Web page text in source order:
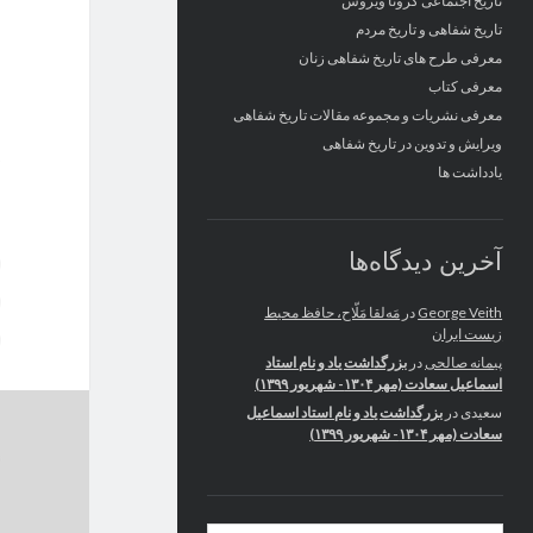
تاریخ شفاهی و تاریخ مردم
معرفی طرح های تاریخ شفاهی زنان
معرفی کتاب
معرفی نشریات و مجموعه مقالات تاریخ شفاهی
ویرایش و تدوین در تاریخ شفاهی
یادداشت ها
آخرین دیدگاه‌ها
George Veith در مَه‌لقا مَلّاح، حافظ محیط
زیست ایران
پیمانه صالحی در بزرگداشت یاد و نام استاد
اسماعیل سعادت (مهر ۱۳۰۴- شهریور ۱۳۹۹)
سعیدی در بزرگداشت یاد و نام استاد اسماعیل
سعادت (مهر ۱۳۰۴- شهریور ۱۳۹۹)